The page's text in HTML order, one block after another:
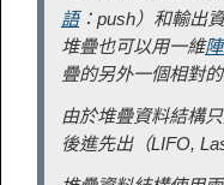
語： push）和輸出
堆疊也可以用一維
疊的另外一個相對
由於堆疊資料結構
後進先出（LIFO,